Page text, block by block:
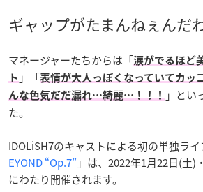
ギャップがたまんねぇんだ
マネージャーたちからは「涙がでるほど
ト 」「表情が大人っぽくなっていてカッ
んな色気だだ漏れ…綺麗…！！！
」とい
た。
IDOLiSH7のキャストによる初の単独ラ
EYOND “Op.7” 」は、2022年1月22日(土)
にわたり開催されます。